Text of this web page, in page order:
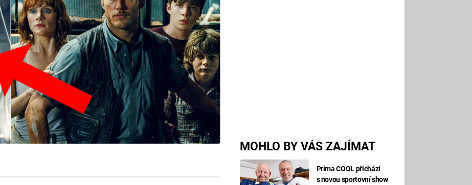
MOHLO BY VÁS ZAJÍMAT
Prima COOL přichází
s novou sportovní show